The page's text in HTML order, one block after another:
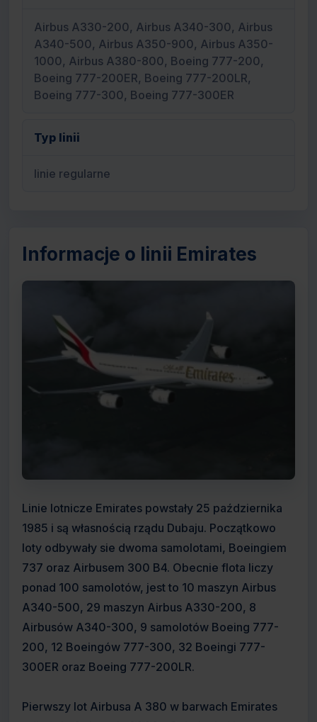
Airbus A330-200, Airbus A340-300, Airbus
A340-500, Airbus A350-900, Airbus A350-
1000, Airbus A380-800, Boeing 777-200,
Boeing 777-200ER, Boeing 777-200LR,
Boeing 777-300, Boeing 777-300ER
Typ linii
linie regularne
Informacje o linii Emirates
Linie lotnicze Emirates powstały 25 października
1985 i są własnością rządu Dubaju. Początkowo
loty odbywały sie dwoma samolotami, Boeingiem
737 oraz Airbusem 300 B4. Obecnie flota liczy
ponad 100 samolotów, jest to 10 maszyn Airbus
A340-500, 29 maszyn Airbus A330-200, 8
Airbusów A340-300, 9 samolotów Boeing 777-
200, 12 Boeingów 777-300, 32 Boeingi 777-
300ER oraz Boeing 777-200LR.
Pierwszy lot Airbusa A 380 w barwach Emirates